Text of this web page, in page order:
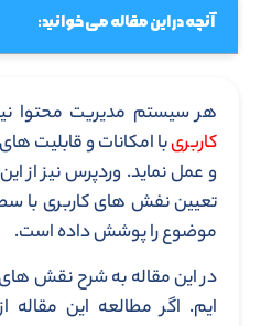
آنچه در این مقاله می خوانید:
هر سیستم مدیریت محتوا
کاربریبا امکانات و قابلیت
و عمل نماید. وردپرس نیز از
تعیین نفش های کاربری با
موضوع را پوشش داده است.
در این مقاله به شرح نقش های
ایم. اگر مطالعه این